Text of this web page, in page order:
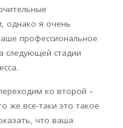
однако я очень
профессиональное
следующей стадии
ко второй –
же все-таки это такое
что ваша